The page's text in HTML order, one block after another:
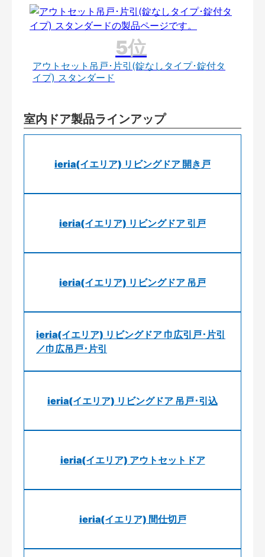
アウトセット吊戸･片引(錠なしタイプ･錠付タ
イプ) スタンダード
室内ドア製品ラインアップ
ieria(イエリア) リビングドア 開き戸
ieria(イエリア) リビングドア 引戸
ieria(イエリア) リビングドア 吊戸
ieria(イエリア) リビングドア 巾広引戸･片引
／巾広吊戸･片引
ieria(イエリア) リビングドア 吊戸･引込
ieria(イエリア) アウトセットドア
ieria(イエリア) 間仕切戸